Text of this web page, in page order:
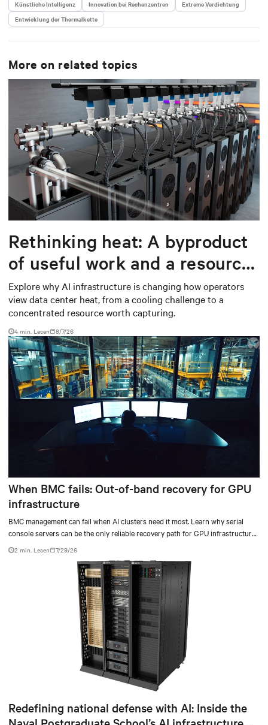
Künstliche Intelligenz Innovation bei Rechenzentren
Extreme Verdichtung
Entwicklung der Thermalkette
More on related topics
Rethinking heat: A byproduct
of useful work and a resource
worth capturing
Explore why AI infrastructure is changing how operators
view data center heat, from a cooling challenge to a
concentrated resource worth capturing.
4 min. Lesen 8/7/26
When BMC fails: Out-of-band recovery for GPU
infrastructure
BMC management can fail when AI clusters need it most. Learn why serial
console servers can be the only reliable recovery path for GPU infrastructure
at scale.
2 min. Lesen 7/29/26
Redefining national defense with AI: Inside the